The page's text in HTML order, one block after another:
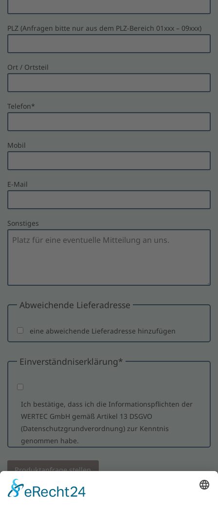
PLZ (Anfragen bitte nur aus dem PLZ-Bereich 01xxx – 09xxx)
Ort / Ortsteil
Telefon*
Mobil
E-Mail
Sonstiges
Abweichende Lieferadresse
eine abweichende Lieferadresse hinzufügen
Einverständniserklärung*
Ich bestätige, dass ich die Informationspflichten der
WERTEC GmbH gemäß Artikel 13 DSGVO
(Datenschutzgrundverordnung) zur Kenntnis
genommen habe.
Produktanfrage stellen